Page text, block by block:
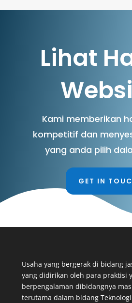
Lihat
Kami memberikan
kompetitif dan
yang anda pilih
GET IN
Usaha yang bergerak di bidang
yang didirikan oleh para praktisi
berpengalaman dibidangnya
terutama dalam bidang